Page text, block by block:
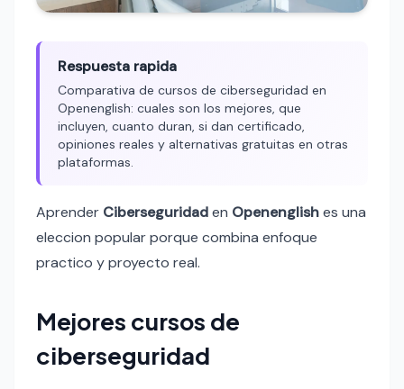
Respuesta rapida
Comparativa de cursos de ciberseguridad en
Openenglish: cuales son los mejores, que
incluyen, cuanto duran, si dan certificado,
opiniones reales y alternativas gratuitas en otras
plataformas.
Aprender Ciberseguridaden Openenglishes una
eleccion popular porque combina enfoque
practico y proyecto real.
Mejores cursos de
ciberseguridad